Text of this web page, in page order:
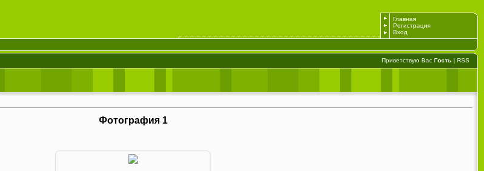
Главная
Регистрация
Вход
Приветствую Вас Гость | RSS
Фотография 1